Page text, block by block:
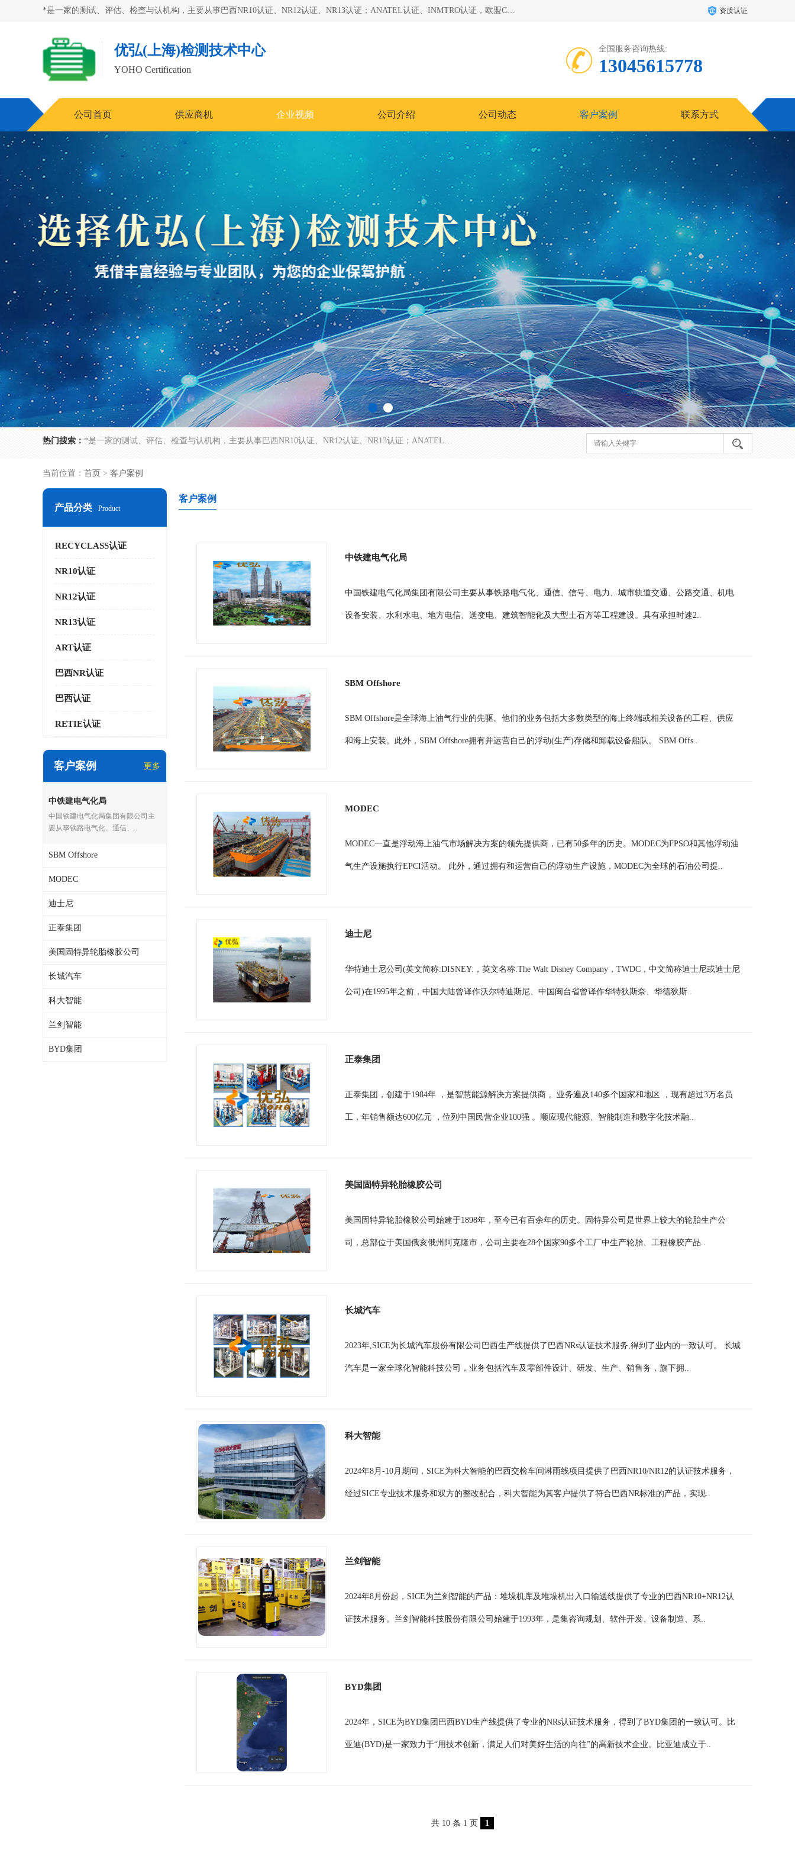
*是一家的测试、评估、检查与认机构，主要从事巴西NR10认证、NR12认证、NR13认证；ANATEL认证、INMTRO认证，欧盟CE认证：MD认证，PED认证，MID认证，ATEX认证，德国蓝色天使认证。 资质认证
优弘(上海)检测技术中心
YOHO Certification
全国服务咨询热线:
13045615778
公司首页 供应商机 企业视频 公司介绍 公司动态 客户案例 联系方式
热门搜索： *是一家的测试、评估、检查与认机构，主要从事巴西NR10认证、NR12认证、NR13认证；ANATEL认证、INMTRO认证，欧盟CE认证：MD认证，PED认证，MID认证，ATEX认证，德国蓝色天使认证。
当前位置： 首页 > 客户案例
产品分类 Product
RECYCLASS认证
NR10认证
NR12认证
NR13认证
ART认证
巴西NR认证
巴西认证
RETIE认证
客户案例 更多
中铁建电气化局
中国铁建电气化局集团有限公司主
要从事铁路电气化、通信、..
SBM Offshore
MODEC
迪士尼
正泰集团
美国固特异轮胎橡胶公司
长城汽车
科大智能
兰剑智能
BYD集团
客户案例
中铁建电气化局
中国铁建电气化局集团有限公司主要从事铁路电气化、通信、信号、电力、城市轨道交通、公路交通、机电
设备安装、水利水电、地方电信、送变电、建筑智能化及大型土石方等工程建设。具有承担时速2..
SBM Offshore
SBM Offshore是全球海上油气行业的先驱。他们的业务包括大多数类型的海上终端或相关设备的工程、供应
和海上安装。此外，SBM Offshore拥有并运营自己的浮动(生产)存储和卸载设备船队。 SBM Offs..
MODEC
MODEC一直是浮动海上油气市场解决方案的领先提供商，已有50多年的历史。MODEC为FPSO和其他浮动油
气生产设施执行EPCI活动。 此外，通过拥有和运营自己的浮动生产设施，MODEC为全球的石油公司提..
迪士尼
华特迪士尼公司(英文简称:DISNEY:，英文名称:The Walt Disney Company，TWDC，中文简称迪士尼或迪士尼
公司)在1995年之前，中国大陆曾译作沃尔特迪斯尼、中国闽台省曾译作华特狄斯奈、华德狄斯..
正泰集团
正泰集团，创建于1984年 ，是智慧能源解决方案提供商 。业务遍及140多个国家和地区 ，现有超过3万名员
工，年销售额达600亿元 ，位列中国民营企业100强 。顺应现代能源、智能制造和数字化技术融..
美国固特异轮胎橡胶公司
美国固特异轮胎橡胶公司始建于1898年，至今已有百余年的历史。固特异公司是世界上较大的轮胎生产公
司，总部位于美国俄亥俄州阿克隆市，公司主要在28个国家90多个工厂中生产轮胎、工程橡胶产品..
长城汽车
2023年,SICE为长城汽车股份有限公司巴西生产线提供了巴西NRs认证技术服务,得到了业内的一致认可。 长城
汽车是一家全球化智能科技公司，业务包括汽车及零部件设计、研发、生产、销售务，旗下拥..
科大智能
2024年8月-10月期间，SICE为科大智能的巴西交检车间淋雨线项目提供了巴西NR10/NR12的认证技术服务，
经过SICE专业技术服务和双方的整改配合，科大智能为其客户提供了符合巴西NR标准的产品，实现..
兰剑智能
2024年8月份起，SICE为兰剑智能的产品：堆垛机库及堆垛机出入口输送线提供了专业的巴西NR10+NR12认
证技术服务。兰剑智能科技股份有限公司始建于1993年，是集咨询规划、软件开发、设备制造、系..
BYD集团
2024年，SICE为BYD集团巴西BYD生产线提供了专业的NRs认证技术服务，得到了BYD集团的一致认可。比
亚迪(BYD)是一家致力于“用技术创新，满足人们对美好生活的向往”的高新技术企业。比亚迪成立于..
共 10 条 1 页 1